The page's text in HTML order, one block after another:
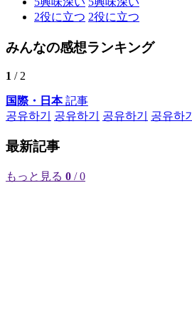
2役に立つ 2役に立つ
みんなの感想ランキング
1 / 2
国際・日本記事
공유하기
공유하기 공유하기 공유하기
最新記事
もっと見る 0 / 0